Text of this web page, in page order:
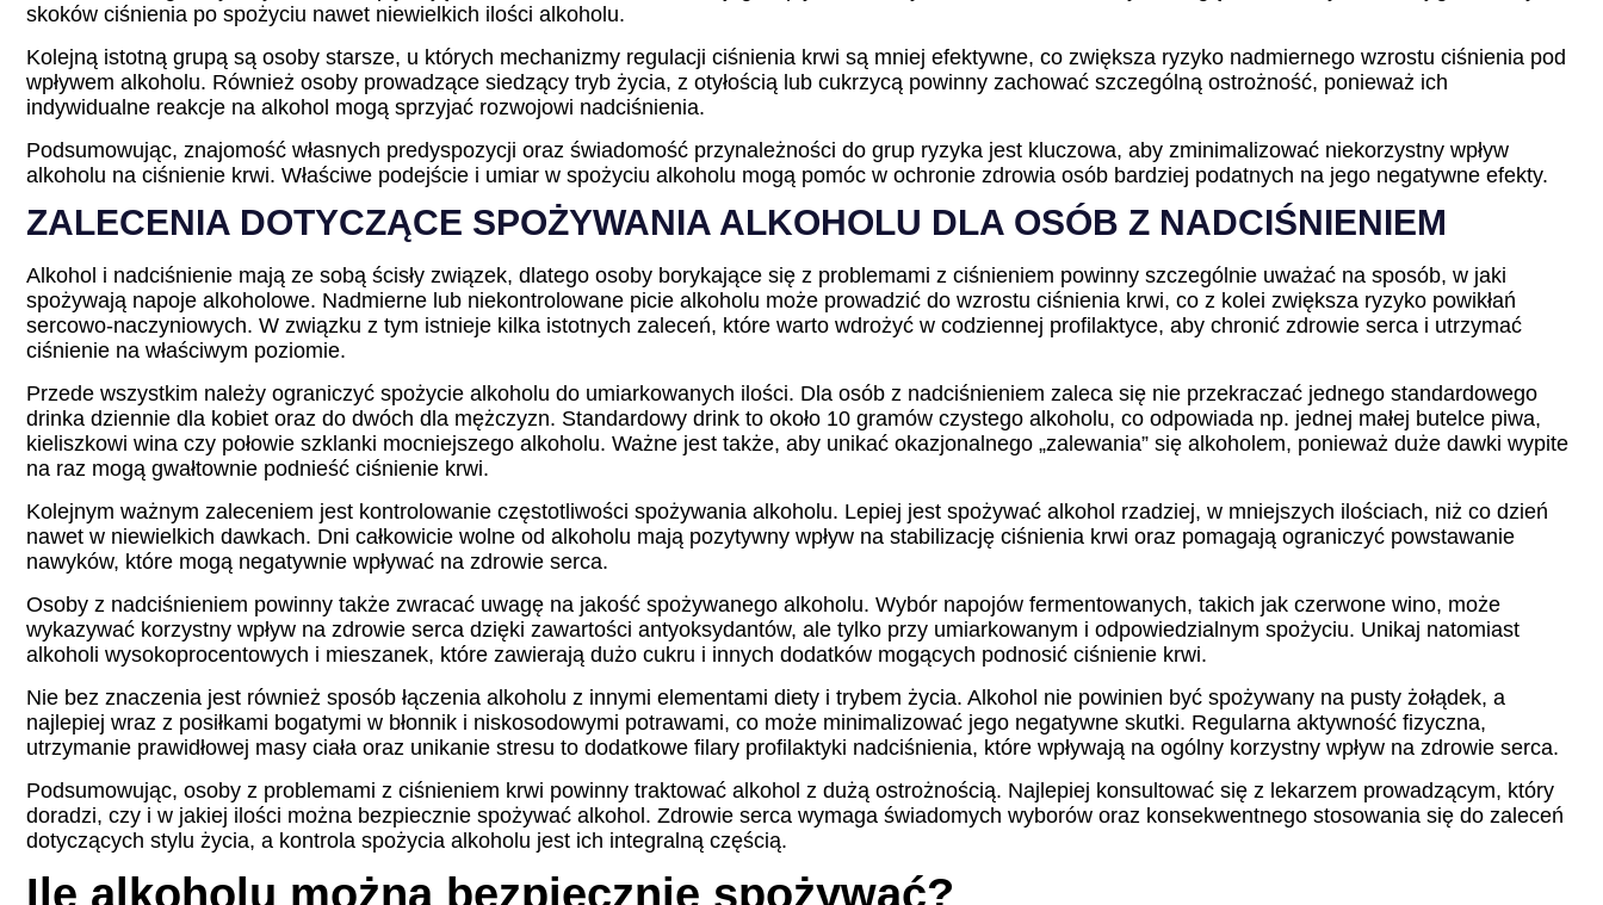
skoków ciśnienia po spożyciu nawet niewielkich ilości alkoholu.
Kolejną istotną grupą są osoby starsze, u których mechanizmy regulacji ciśnienia krwi są mniej efektywne, co zwiększa ryzyko nadmiernego wzrostu ciśnienia pod
wpływem alkoholu. Również osoby prowadzące siedzący tryb życia, z otyłością lub cukrzycą powinny zachować szczególną ostrożność, ponieważ ich
indywidualne reakcje na alkohol mogą sprzyjać rozwojowi nadciśnienia.
Podsumowując, znajomość własnych predyspozycji oraz świadomość przynależności do grup ryzyka jest kluczowa, aby zminimalizować niekorzystny wpływ
alkoholu na ciśnienie krwi. Właściwe podejście i umiar w spożyciu alkoholu mogą pomóc w ochronie zdrowia osób bardziej podatnych na jego negatywne efekty.
ZALECENIA DOTYCZĄCE SPOŻYWANIA ALKOHOLU DLA OSÓB Z NADCIŚNIENIEM
Alkohol i nadciśnienie mają ze sobą ścisły związek, dlatego osoby borykające się z problemami z ciśnieniem powinny szczególnie uważać na sposób, w jaki
spożywają napoje alkoholowe. Nadmierne lub niekontrolowane picie alkoholu może prowadzić do wzrostu ciśnienia krwi, co z kolei zwiększa ryzyko powikłań
sercowo-naczyniowych. W związku z tym istnieje kilka istotnych zaleceń, które warto wdrożyć w codziennej profilaktyce, aby chronić zdrowie serca i utrzymać
ciśnienie na właściwym poziomie.
Przede wszystkim należy ograniczyć spożycie alkoholu do umiarkowanych ilości. Dla osób z nadciśnieniem zaleca się nie przekraczać jednego standardowego
drinka dziennie dla kobiet oraz do dwóch dla mężczyzn. Standardowy drink to około 10 gramów czystego alkoholu, co odpowiada np. jednej małej butelce piwa,
kieliszkowi wina czy połowie szklanki mocniejszego alkoholu. Ważne jest także, aby unikać okazjonalnego „zalewania” się alkoholem, ponieważ duże dawki wypite
na raz mogą gwałtownie podnieść ciśnienie krwi.
Kolejnym ważnym zaleceniem jest kontrolowanie częstotliwości spożywania alkoholu. Lepiej jest spożywać alkohol rzadziej, w mniejszych ilościach, niż co dzień
nawet w niewielkich dawkach. Dni całkowicie wolne od alkoholu mają pozytywny wpływ na stabilizację ciśnienia krwi oraz pomagają ograniczyć powstawanie
nawyków, które mogą negatywnie wpływać na zdrowie serca.
Osoby z nadciśnieniem powinny także zwracać uwagę na jakość spożywanego alkoholu. Wybór napojów fermentowanych, takich jak czerwone wino, może
wykazywać korzystny wpływ na zdrowie serca dzięki zawartości antyoksydantów, ale tylko przy umiarkowanym i odpowiedzialnym spożyciu. Unikaj natomiast
alkoholi wysokoprocentowych i mieszanek, które zawierają dużo cukru i innych dodatków mogących podnosić ciśnienie krwi.
Nie bez znaczenia jest również sposób łączenia alkoholu z innymi elementami diety i trybem życia. Alkohol nie powinien być spożywany na pusty żołądek, a
najlepiej wraz z posiłkami bogatymi w błonnik i niskosodowymi potrawami, co może minimalizować jego negatywne skutki. Regularna aktywność fizyczna,
utrzymanie prawidłowej masy ciała oraz unikanie stresu to dodatkowe filary profilaktyki nadciśnienia, które wpływają na ogólny korzystny wpływ na zdrowie serca.
Podsumowując, osoby z problemami z ciśnieniem krwi powinny traktować alkohol z dużą ostrożnością. Najlepiej konsultować się z lekarzem prowadzącym, który
doradzi, czy i w jakiej ilości można bezpiecznie spożywać alkohol. Zdrowie serca wymaga świadomych wyborów oraz konsekwentnego stosowania się do zaleceń
dotyczących stylu życia, a kontrola spożycia alkoholu jest ich integralną częścią.
Ile alkoholu można bezpiecznie spożywać?